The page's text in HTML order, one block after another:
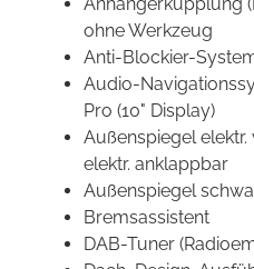
ohne Werkzeug
Anti-Blockier-
Audio-
Pro (10" Display)
Außenspiegel
elektr. anklappbar
Außenspiegel
Bremsassistent
DAB-Tuner